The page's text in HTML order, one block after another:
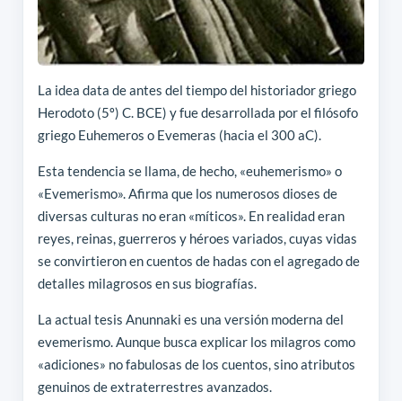
La idea data de antes del tiempo del historiador griego
Herodoto (5º) C. BCE) y fue desarrollada por el filósofo
griego Euhemeros o Evemeras (hacia el 300 aC).
Esta tendencia se llama, de hecho, «euhemerismo» o
«Evemerismo». Afirma que los numerosos dioses de
diversas culturas no eran «míticos». En realidad eran
reyes, reinas, guerreros y héroes variados, cuyas vidas
se convirtieron en cuentos de hadas con el agregado de
detalles milagrosos en sus biografías.
La actual tesis Anunnaki es una versión moderna del
evemerismo. Aunque busca explicar los milagros como
«adiciones» no fabulosas de los cuentos, sino atributos
genuinos de extraterrestres avanzados.